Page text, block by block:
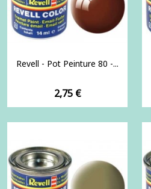
Revell - Pot Peinture 80 -...
Prix
2,75 €